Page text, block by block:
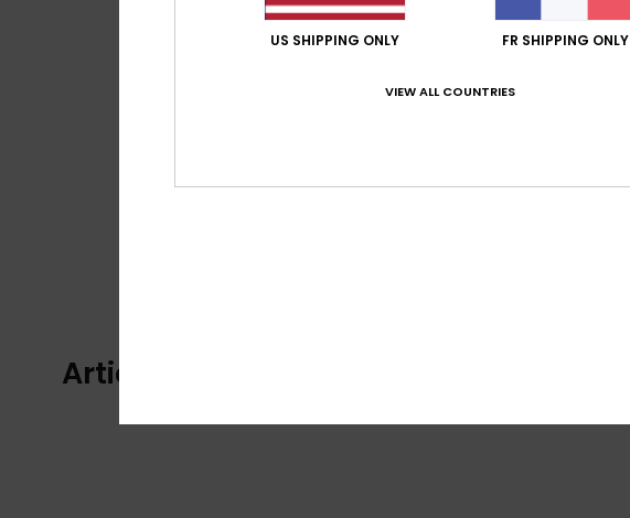
Articles vus récemment
US SHIPPING ONLY FR SHIPPING ONLY
VIEW ALL COUNTRIES